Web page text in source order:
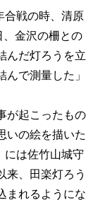
合戦の時、清原
金沢の柵との
んだ灯ろうを立
で測量した」
が起こったもの
いの絵を描いた
には佐竹山城守
来、田楽灯ろう
まれるようにな